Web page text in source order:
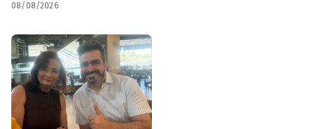
08/08/2026